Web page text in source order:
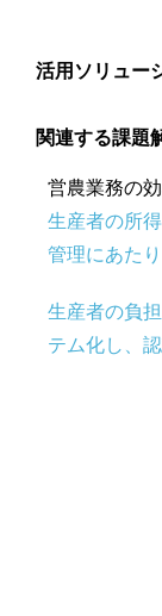
活用ソリュー
関連する課題
営農業務の
生産者の所
管理にあた
生産者の負
テム化し、